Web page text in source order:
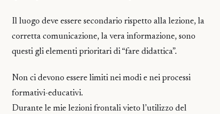
Il luogo deve essere secondario rispetto alla lezione, la
corretta comunicazione, la vera informazione, sono
questi gli elementi prioritari di “fare didattica”.
Non ci devono essere limiti nei modi e nei processi
formativi-educativi.
Durante le mie lezioni frontali vieto l’utilizzo del